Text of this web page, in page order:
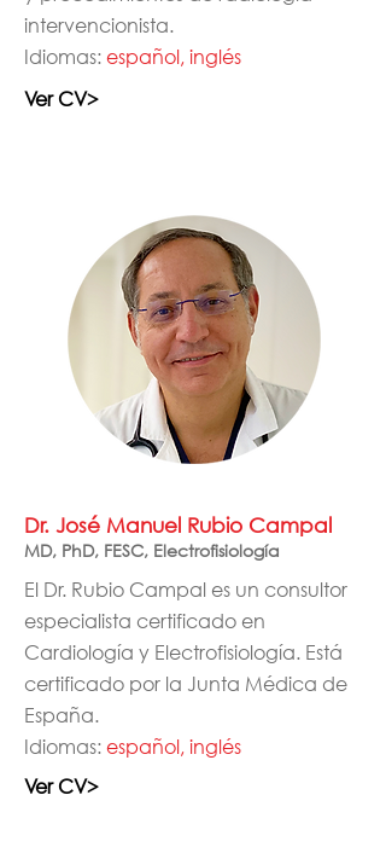
intervencionista.
Idiomas:español, inglés
Ver CV>
Dr. José Manuel Rubio Campal
MD, PhD, FESC, Electrofisiología
El Dr. Rubio Campal es un consultor
especialista certificado en
Cardiología y Electrofisiología. Está
certificado por la Junta Médica de
España.
Idiomas:español, inglés
Ver CV>